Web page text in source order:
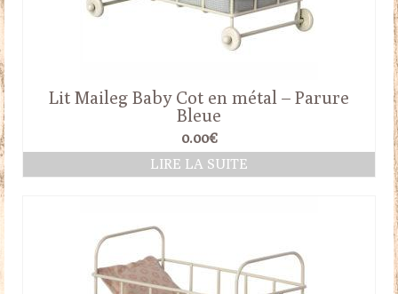
Lit Maileg Baby Cot en métal – Parure
Bleue
0.00€
LIRE LA SUITE